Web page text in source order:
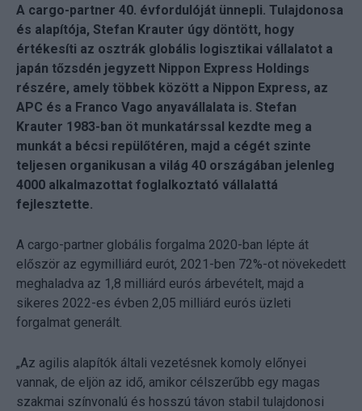
A cargo-partner 40. évfordulóját ünnepli. Tulajdonosa
és alapítója, Stefan Krauter úgy döntött, hogy
értékesíti az osztrák globális logisztikai vállalatot a
japán tőzsdén jegyzett Nippon Express Holdings
részére, amely többek között a Nippon Express, az
APC és a Franco Vago anyavállalata is. Stefan
Krauter 1983-ban öt munkatárssal kezdte meg a
munkát a bécsi repülőtéren, majd a cégét szinte
teljesen organikusan a világ 40 országában jelenleg
4000 alkalmazottat foglalkoztató vállalattá
fejlesztette.
A cargo-partner globális forgalma 2020-ban lépte át
először az egymilliárd eurót, 2021-ben 72%-ot növekedett
meghaladva az 1,8 milliárd eurós árbevételt, majd a
sikeres 2022-es évben 2,05 milliárd eurós üzleti
forgalmat generált.
„Az agilis alapítók általi vezetésnek komoly előnyei
vannak, de eljön az idő, amikor célszerűbb egy magas
szakmai színvonalú és hosszú távon stabil tulajdonosi